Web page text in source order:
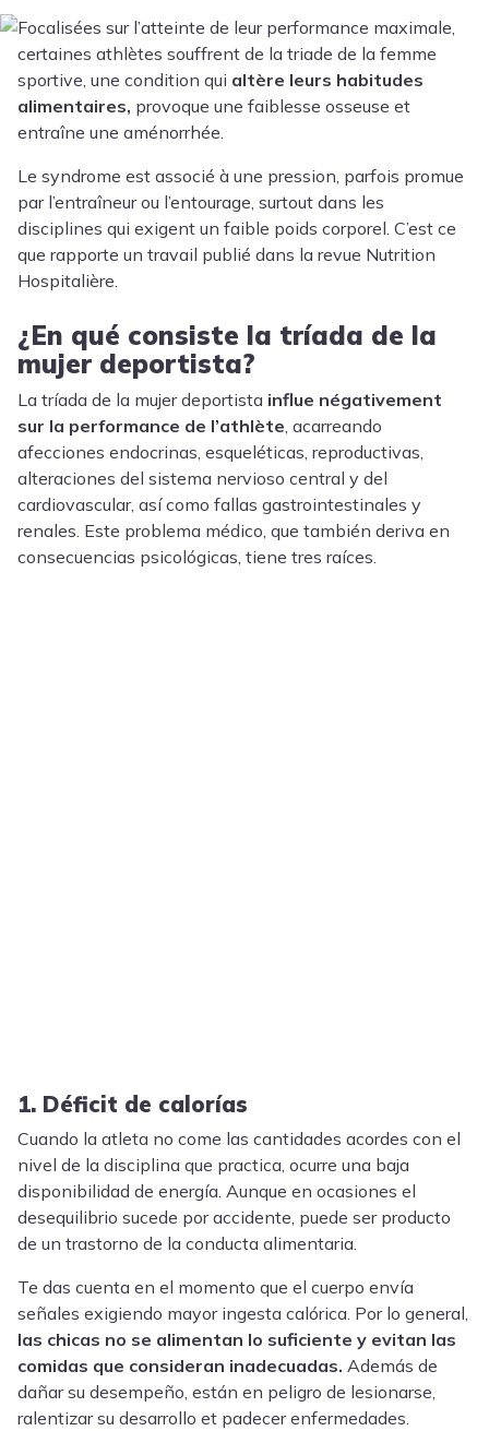
Focalisées sur l’atteinte de leur performance maximale,
certaines athlètes souffrent de la triade de la femme
sportive, une condition qui altère leurs habitudes
alimentaires, provoque une faiblesse osseuse et
entraîne une aménorrhée.
Le syndrome est associé à une pression, parfois promue
par l’entraîneur ou l’entourage, surtout dans les
disciplines qui exigent un faible poids corporel. C’est ce
que rapporte un travail publié dans la revue Nutrition
Hospitalière.
¿En qué consiste la tríada de la
mujer deportista?
La tríada de la mujer deportista influe négativement
sur la performance de l’athlète, acarreando
afecciones endocrinas, esqueléticas, reproductivas,
alteraciones del sistema nervioso central y del
cardiovascular, así como fallas gastrointestinales y
renales. Este problema médico, que también deriva en
consecuencias psicológicas, tiene tres raíces.
1. Déficit de calorías
Cuando la atleta no come las cantidades acordes con el
nivel de la disciplina que practica, ocurre una baja
disponibilidad de energía. Aunque en ocasiones el
desequilibrio sucede por accidente, puede ser producto
de un trastorno de la conducta alimentaria.
Te das cuenta en el momento que el cuerpo envía
señales exigiendo mayor ingesta calórica. Por lo general,
las chicas no se alimentan lo suficiente y evitan las
comidas que consideran inadecuadas. Además de
dañar su desempeño, están en peligro de lesionarse,
ralentizar su desarrollo et padecer enfermedades.